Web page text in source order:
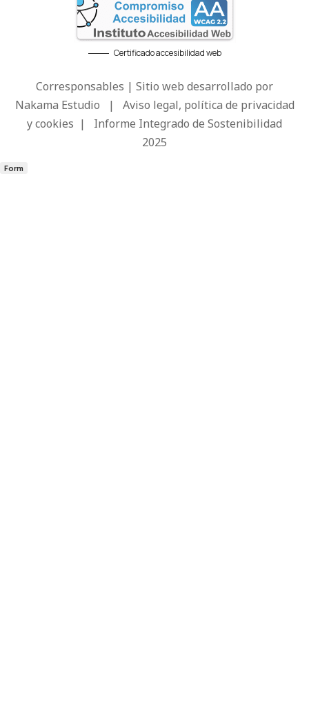
Certificado accesibilidad web
Corresponsables | Sitio web desarrollado por
Nakama Estudio | Aviso legal, política de privacidad
y cookies | Informe Integrado de Sostenibilidad
2025
Form